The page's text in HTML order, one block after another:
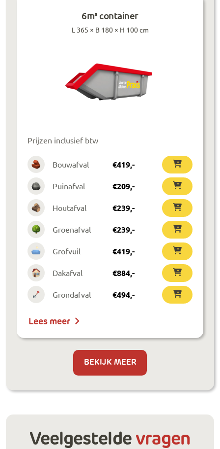
6m³ container
L 365 × B 180 × H 100 cm
Prijzen inclusief btw
Bouwafval €419,-
Puinafval €209,-
Houtafval €239,-
Groenafval €239,-
Grofvuil €419,-
Dakafval €884,-
Grondafval €494,-
Lees meer
BEKIJK MEER
Veelgestelde vragen